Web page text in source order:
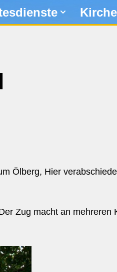
Ölberg, Hier
Zug macht an mehreren